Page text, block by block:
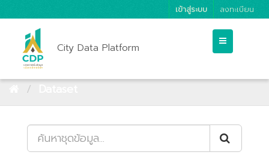
เข้าสู่ระบบ ลงทะเบียน
City Data Platform